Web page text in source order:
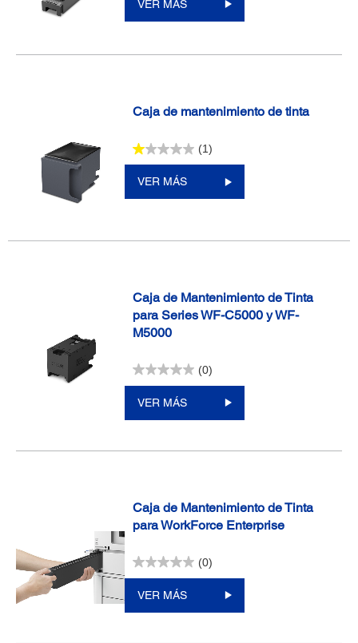
VER MÁS
Caja de mantenimiento de tinta
(1)
VER MÁS
Caja de Mantenimiento de Tinta
para Series WF-C5000 y WF-
M5000
(0)
VER MÁS
Caja de Mantenimiento de Tinta
para WorkForce Enterprise
(0)
VER MÁS